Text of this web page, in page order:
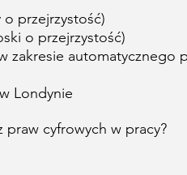
przejrzystość)
o przejrzystość)
zakresie automatycznego
Londynie
cyfrowych w pracy?